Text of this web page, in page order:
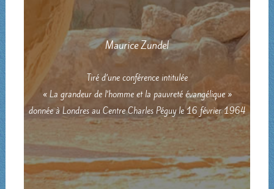
Maurice Zundel
Tiré d’une conférence intitulée
« La grandeur de l’homme et la pauvreté évangélique »
donnée à Londres au Centre Charles Péguy le 16 février 1964